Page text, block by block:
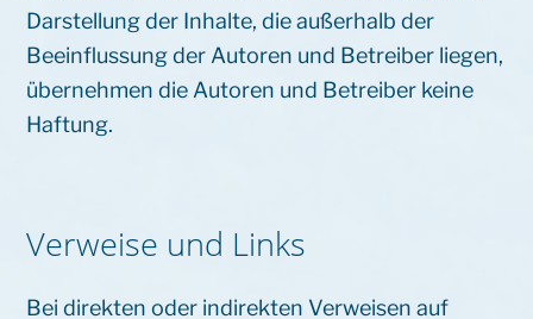
Darstellung der Inhalte, die außerhalb der
Beeinflussung der Autoren und Betreiber liegen,
übernehmen die Autoren und Betreiber keine
Haftung.
Verweise und Links
Bei direkten oder indirekten Verweisen auf